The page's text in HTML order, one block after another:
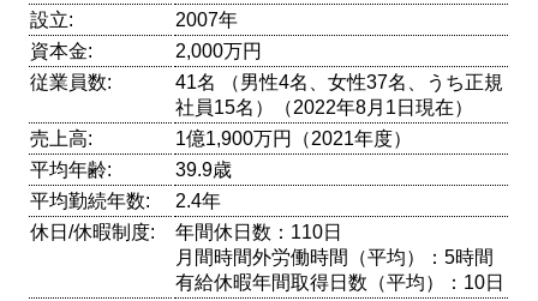
設立:
2007年
資本金:
2,000万円
従業員数:
41名 （男性4名、女性37名、うち正規
社員15名）（2022年8月1日現在）
売上高:
1億1,900万円（2021年度）
平均年齢:
39.9歳
平均勤続年数:
2.4年
休日/休暇制度:
年間休日数：110日
月間時間外労働時間（平均）：5時間
有給休暇年間取得日数（平均）：10日